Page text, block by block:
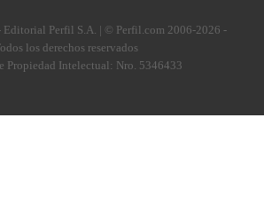
Perfil S.A. | © Perfil.com 2006-2026 -
los derechos reservados
Propiedad Intelectual: Nro. 5346433